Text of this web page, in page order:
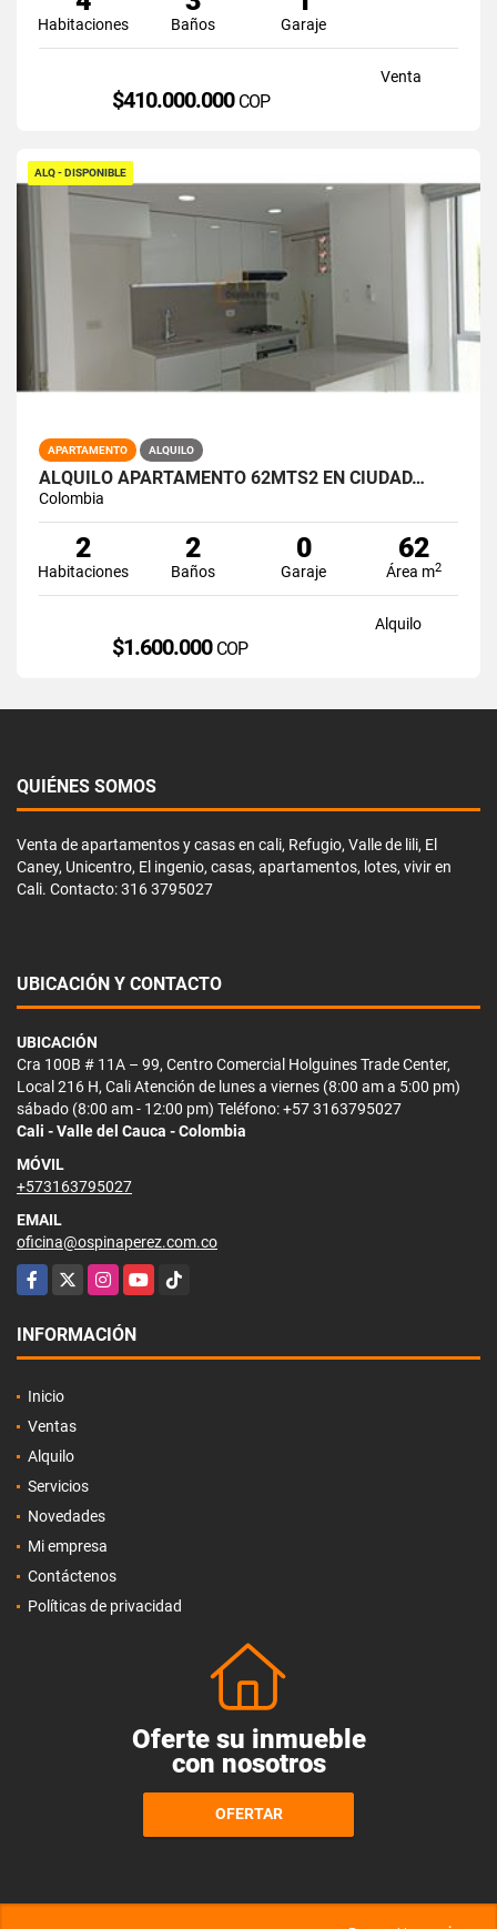
Habitaciones Baños Garaje
Venta
$410.000.000 COP
ALQ - DISPONIBLE
APARTAMENTO ALQUILO
ALQUILO APARTAMENTO 62MTS2 EN CIUDAD…
Colombia
2
Habitaciones
2
Baños
0
Garaje
62
Área m2
Alquilo
$1.600.000 COP
QUIÉNES SOMOS
Venta de apartamentos y casas en cali, Refugio, Valle de lili, El
Caney, Unicentro, El ingenio, casas, apartamentos, lotes, vivir en
Cali. Contacto: 316 3795027
UBICACIÓN Y CONTACTO
UBICACIÓN
Cra 100B # 11A – 99, Centro Comercial Holguines Trade Center,
Local 216 H, Cali Atención de lunes a viernes (8:00 am a 5:00 pm)
sábado (8:00 am - 12:00 pm) Teléfono: +57 3163795027
Cali - Valle del Cauca - Colombia
MÓVIL
+573163795027
EMAIL
oficina@ospinaperez.com.co
Facebook
X InstagramYouTubeTikTok
INFORMACIÓN
Inicio
Ventas
Alquilo
Servicios
Novedades
Mi empresa
Contáctenos
Políticas de privacidad
Oferte su inmueble
con nosotros
OFERTAR